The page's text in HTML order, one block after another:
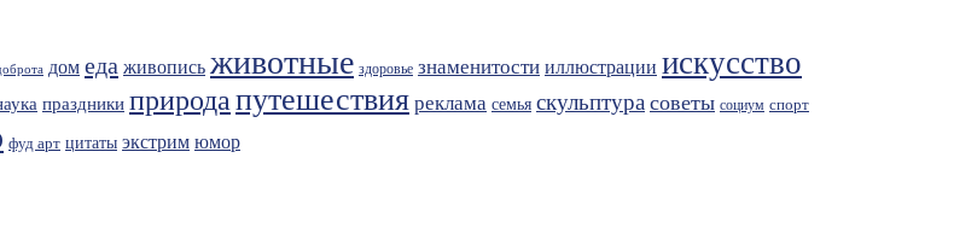
дом еда живопись животные здоровье знаменитости иллюстрации искусство
праздники природапутешествия реклама семья скульптура советы социум спорт
фуд арт цитаты экстрим юмор